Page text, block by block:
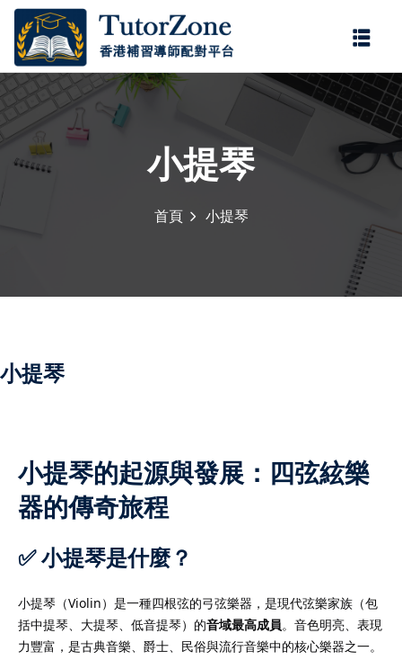
為小學、中學及公開試
年補習經驗，教學靈
科目涵蓋中文、英文、
定期與家長溝通學生進
。選擇我們的補習老
擇一位值得信賴的學習
導師及擁有專業資格並
牌照的補習老師組成，
小提琴
首頁 小提琴
小提琴
小提琴的起源與發展：四弦絃樂
器的傳奇旅程
✅ 小提琴是什麼？
小提琴（Violin）是一種四根弦的弓弦樂器，是現代弦樂家族（包
括中提琴、大提琴、低音提琴）的音域最高成員。音色明亮、表現
力豐富，是古典音樂、爵士、民俗與流行音樂中的核心樂器之一。
登錄